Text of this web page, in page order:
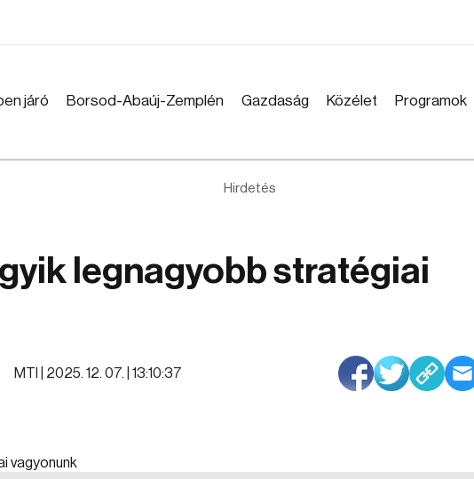
járó Borsod-Abaúj-Zemplén Gazdaság Közélet Programok
Hirdetés
legnagyobb stratégiai
MTI | 2025. 12. 07. | 13:10:37